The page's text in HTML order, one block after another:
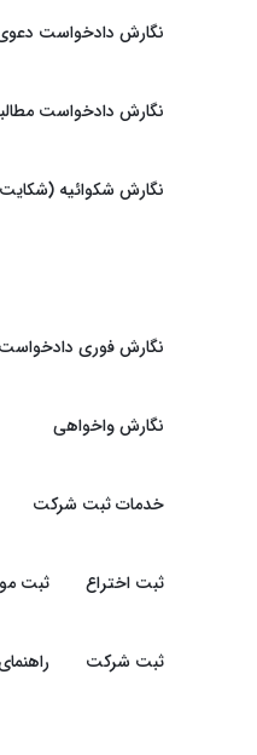
نگارش دادخواست
نگارش دادخواست
نگارش شکوائیه (شکایت
نگارش فوری دادخواست
نگارش واخواهی
خدمات ثبت شرکت
ثبت اختراع
ثبت شرکت
ثبت